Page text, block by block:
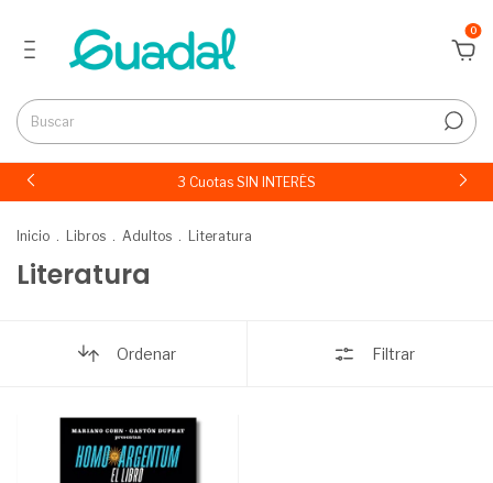
0
3 Cuotas SIN INTERÉS
Inicio . Libros . Adultos . Literatura
Literatura
Ordenar Filtrar